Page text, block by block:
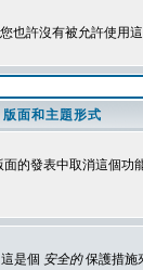
也許沒有被允許使用
版面和主題形式
發表中取消這個
是個 安全的保護措施